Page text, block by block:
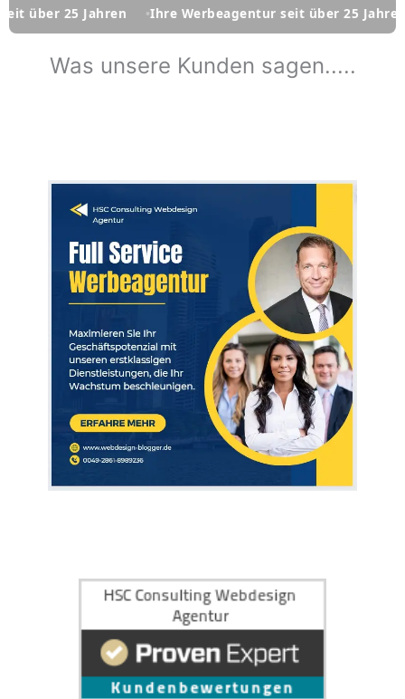
25 Jahren Ihre Werbeagentur seit über 25 Jahren
Was unsere Kunden sagen.....